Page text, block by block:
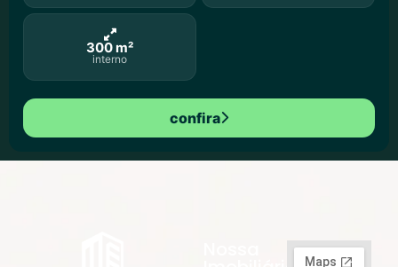
300 m²
interno
confira